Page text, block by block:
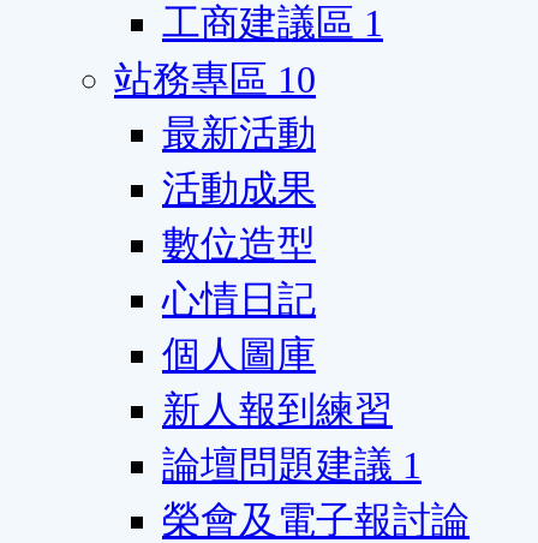
工商建議區 1
站務專區 10
最新活動
活動成果
數位造型
心情日記
個人圖庫
新人報到練習
論壇問題建議 1
榮會及電子報討論